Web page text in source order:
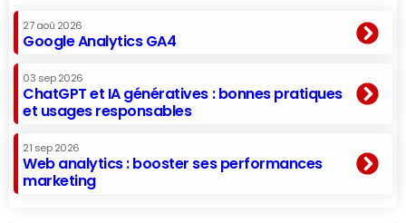
27 aoû 2026
Google Analytics GA4
03 sep 2026
ChatGPT et IA génératives : bonnes pratiques
et usages responsables
21 sep 2026
Web analytics : booster ses performances
marketing